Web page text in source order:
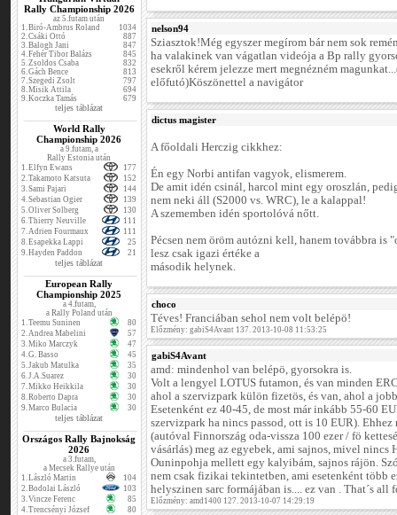
Rally Championship 2026
az 5.futam után
1.Biró-Ambrus Roland
1034
2.Csáki Ottó
887
3.Balogh Jani
847
4.Fehér Tibor Balázs
845
5.Zsoldos Csaba
832
6.Gách Bence
813
7.Szegedi Zsolt
797
8.Misik Attila
694
9.Koczka Tamás 679
teljes táblázat
World Rally
Championship 2026
a 9.futam, a
Rally Estonia után
1.Elfyn Ewans
177
2.Takamoto Katsuta
152
3.Sami Pajari
144
4.Sebastian Ogier
139
5.Oliver Solberg
130
6.Thierry Neuville
111
7.Adrien Fourmaux
111
8.Esapekka Lappi
25
9.Hayden Paddon 21
teljes táblázat
European Rally
Championship 2025
a 4.futam,
a Rally Poland után
1.Teemu Suninen
80
2.Andrea Mabelini
57
3.Miko Marczyk
47
4.G. Basso
45
5.Jakub Matulka
35
6.J.A.Suarez
30
7.Mikko Heikkila
30
8.Roberto Dapra
30
9.Marco Bulacia 30
teljes táblázat
Országos Rally Bajnokság
2026
a 3.futam,
a Mecsek Rallye után
1.László Martin
104
2.Bodolai László
103
3.Vincze Ferenc
85
4.Trencsényi József
80
nelson94
Sziasztok!Még egyszer megírom bár nem sok
ha valakinek van vágatlan videója a Bp rally
esekről kérem jelezze mert megnézném
előfutó)Köszönettel a navigátor
dictus magister
A főoldali Herczig cikkhez:
Én egy Norbi antifan vagyok, elismerem.
De amit idén csinál, harcol mint egy oroszlán,
nem neki áll (S2000 vs. WRC), le a kalappal!
A szememben idén sportolóvá nőtt.
Pécsen nem öröm autózni kell, hanem továbbra is
lesz csak igazi értéke a
második helynek.
choco
Téves! Franciában sehol nem volt belépö!
Előzmény: gabiS4Avant 137. 2013-10-08 11:53:25
gabiS4Avant
amd: mindenhol van belépö, gyorsokra is.
Volt a lengyel LOTUS futamon, és van minden
ahol a szervizpark külön fizetös, és van, ahol a
Esetenként ez 40-45, de most már inkább 55-60
szervizpark ha nincs passod, ott is 10 EUR).
(autóval Finnország oda-vissza 100 ezer / fö
vásárlás) meg az egyebek, ami sajnos, mivel nincs
Ouninpohja mellett egy kalyibám, sajnos rájön.
nem csak fizikai tekintetben, ami esetenként több
helyszinen sarc formájában is.... ez van . That´s all
Előzmény: amd1400 127. 2013-10-07 14:29:19